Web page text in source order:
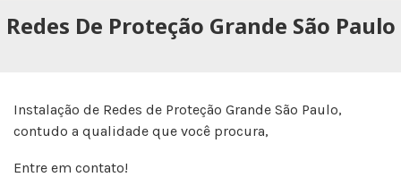
Redes De Proteção Grande São Paulo
Instalação de Redes de Proteção Grande São Paulo,
contudo a qualidade que você procura,
Entre em contato!